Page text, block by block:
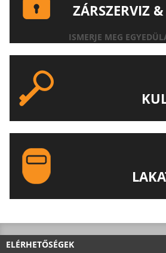
ZÁRSZERVIZ
ISMERJE MEG
ELÉRHETŐSÉGEK